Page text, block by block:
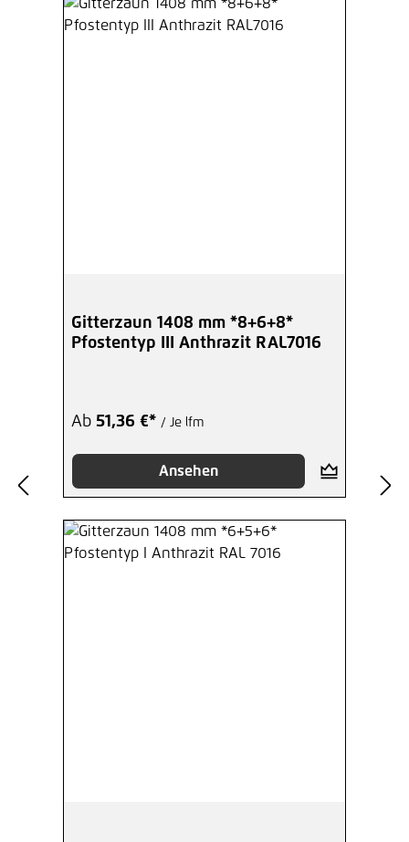
Gitterzaun 1408 mm *8+6+8*
Pfostentyp III Anthrazit RAL7016
Ab 51,36 €* / Je lfm
Ansehen